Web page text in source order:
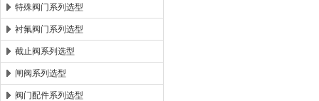
特殊阀门系列选型
衬氟阀门系列选型
截止阀系列选型
闸阀系列选型
阀门配件系列选型